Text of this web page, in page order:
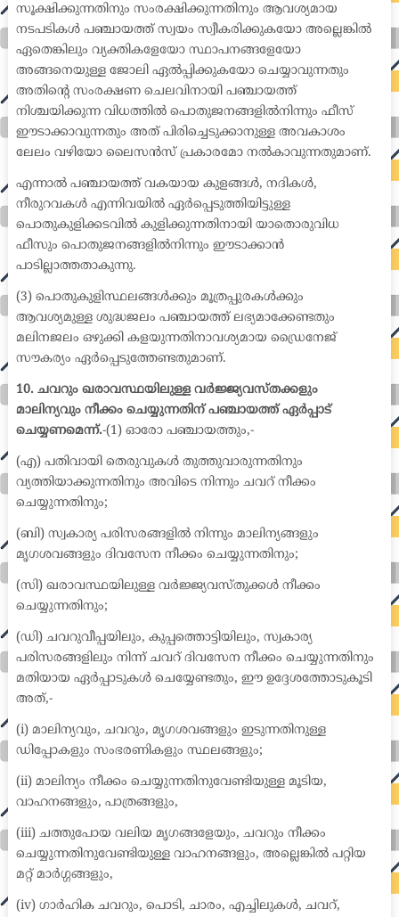
സൂക്ഷിക്കുന്നതിനും സംരക്ഷിക്കുന്നതിനും ആവശ്യമായ
നടപടികൾ പഞ്ചായത്ത് സ്വയം സ്വീകരിക്കുകയോ അല്ലെങ്കിൽ
ഏതെങ്കിലും വ്യക്തികളേയോ സ്ഥാപനങ്ങളേയോ
അങ്ങനെയുള്ള ജോലി ഏൽപ്പിക്കുകയോ ചെയ്യാവുന്നതും
അതിന്റെ സംരക്ഷണ ചെലവിനായി പഞ്ചായത്ത്
നിശ്ചയിക്കുന്ന വിധത്തിൽ പൊതുജനങ്ങളിൽനിന്നും ഫീസ്
ഈടാക്കാവുന്നതും അത് പിരിച്ചെടുക്കാനുള്ള അവകാശം
ലേലം വഴിയോ ലൈസൻസ് പ്രകാരമോ നൽകാവുന്നതുമാണ്.
എന്നാൽ പഞ്ചായത്ത് വകയായ കുളങ്ങൾ, നദികൾ,
നീരുറവകൾ എന്നിവയിൽ ഏർപ്പെടുത്തിയിട്ടുള്ള
പൊതുകുളിക്കടവിൽ കുളിക്കുന്നതിനായി യാതൊരുവിധ
ഫീസും പൊതുജനങ്ങളിൽനിന്നും ഈടാക്കാൻ
പാടില്ലാത്തതാകുന്നു.
(3) പൊതുകുളിസ്ഥലങ്ങൾക്കും മൂത്രപ്പുരകൾക്കും
ആവശ്യമുള്ള ശുദ്ധജലം പഞ്ചായത്ത് ലഭ്യമാക്കേണ്ടതും
മലിനജലം ഒഴുക്കി കളയുന്നതിനാവശ്യമായ ഡ്രൈനേജ്
സൗകര്യം ഏർപ്പെടുത്തേണ്ടതുമാണ്.
10. ചവറും ഖരാവസ്ഥയിലുള്ള വർജ്ജ്യവസ്തക്കളും
മാലിന്യവും നീക്കം ചെയ്യുന്നതിന് പഞ്ചായത്ത് ഏർപ്പാട്
ചെയ്യണമെന്ന്.-(1) ഓരോ പഞ്ചായത്തും,-
(എ) പതിവായി തെരുവുകൾ തുത്തുവാരുന്നതിനും
വ്യത്തിയാക്കുന്നതിനും അവിടെ നിന്നും ചവറ് നീക്കം
ചെയ്യുന്നതിനും;
(ബി) സ്വകാര്യ പരിസരങ്ങളിൽ നിന്നും മാലിന്യങ്ങളും
മൃഗശവങ്ങളും ദിവസേന നീക്കം ചെയ്യുന്നതിനും;
(സി) ഖരാവസ്ഥയിലുള്ള വർജ്ജ്യവസ്തുക്കൾ നീക്കം
ചെയ്യുന്നതിനും;
(ഡി) ചവറുവീപ്പയിലും, കുപ്പത്തൊട്ടിയിലും, സ്വകാര്യ
പരിസരങ്ങളിലും നിന്ന് ചവറ് ദിവസേന നീക്കം ചെയ്യുന്നതിനും
മതിയായ ഏർപ്പാടുകൾ ചെയ്യേണ്ടതും, ഈ ഉദ്ദേശത്തോടുകൂടി
അത്,-
(i) മാലിന്യവും, ചവറും, മൃഗശവങ്ങളും ഇടുന്നതിനുള്ള
ഡിപ്പോകളും സംഭരണികളും സ്ഥലങ്ങളും;
(ii) മാലിന്യം നീക്കം ചെയ്യുന്നതിനുവേണ്ടിയുള്ള മൂടിയ,
വാഹനങ്ങളും, പാത്രങ്ങളും,
(iii) ചത്തുപോയ വലിയ മൃഗങ്ങളേയും, ചവറും നീക്കം
ചെയ്യുന്നതിനുവേണ്ടിയുള്ള വാഹനങ്ങളും, അല്ലെങ്കിൽ പറ്റിയ
മറ്റ് മാർഗ്ഗങ്ങളും,
(iv) ഗാർഹിക ചവറും, പൊടി, ചാരം, എച്ചിലുകൾ, ചവറ്,